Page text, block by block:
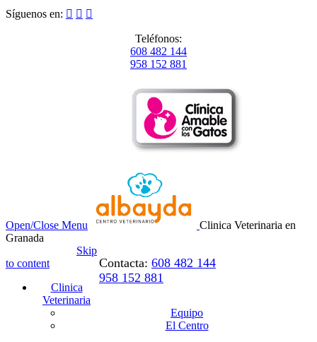
Síguenos en:   
Teléfonos:
608 482 144
958 152 881
Open/Close Menu
Clinica Veterinaria en
Granada
Contacta: 608 482 144
958 152 881
Skip
to content
Clinica
Veterinaria
Equipo
El Centro